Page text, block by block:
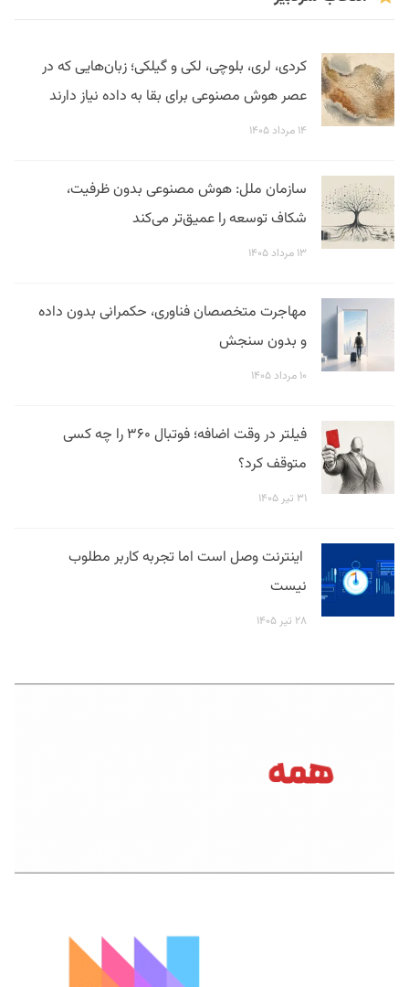
کردی، لری، بلوچی، لکی و گیلکی؛ زبان‌هایی که در
عصر هوش مصنوعی برای بقا به داده نیاز دارند
۱۴ مرداد ۱۴۰۵
سازمان ملل: هوش مصنوعی بدون ظرفیت،
شکاف توسعه را عمیق‌تر می‌کند
۱۳ مرداد ۱۴۰۵
مهاجرت متخصصان فناوری، حکمرانی بدون داده
و بدون سنجش
۱۰ مرداد ۱۴۰۵
فیلتر در وقت اضافه؛ فوتبال ۳۶۰ را چه کسی
متوقف کرد؟
۳۱ تیر ۱۴۰۵
اینترنت وصل است اما تجربه کاربر مطلوب
نیست
۲۸ تیر ۱۴۰۵